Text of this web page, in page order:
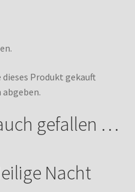
Produkt gekauft
abgeben.
gefallen …
Nacht